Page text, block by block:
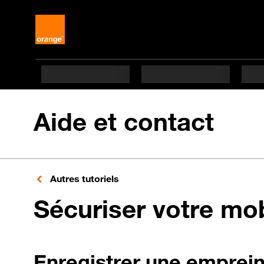
Aide et contact
Autres tutoriels
Sécuriser votre